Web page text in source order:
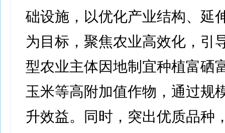
础设施，以优化产业结构、延
为目标，聚焦农业高效化，引
型农业主体因地制宜种植富硒
玉米等高附加值作物，通过规
升效益。同时，突出优质品种